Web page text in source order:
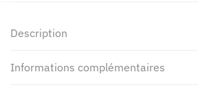
Description
Informations complémentaires